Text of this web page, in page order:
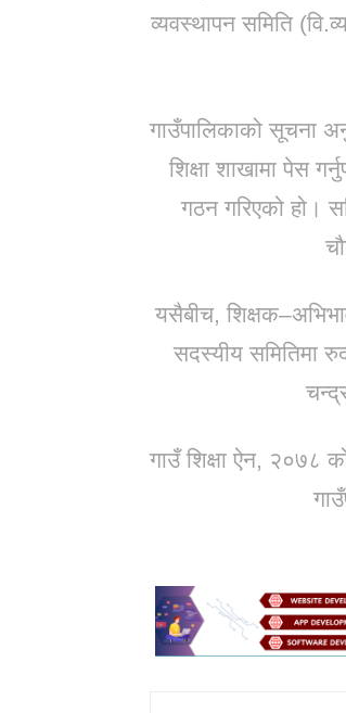
व्यवस्थापन समिति
गाउँपालिकाको सूचना
शिक्षा शाखामा पेस
गठन गरिएको हो।
यसैबीच,
सदस्यीय समितिमा
गाउँ शिक्षा ऐन, २०७८